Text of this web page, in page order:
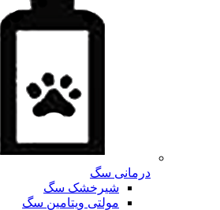
درمانی سگ
شیرخشک سگ
مولتی ویتامین سگ